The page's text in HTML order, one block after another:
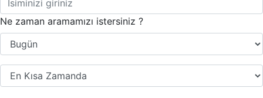
Ne zaman aramamızı istersiniz ?